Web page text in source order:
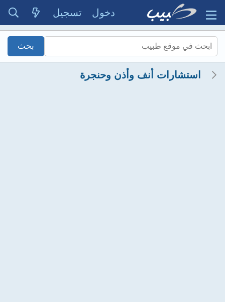
دخول تسجيل
استشارات أنف وأذن وحنجرة